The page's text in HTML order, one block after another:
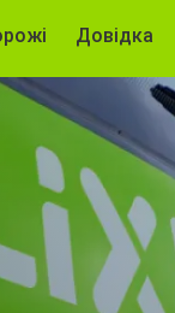
Довідка